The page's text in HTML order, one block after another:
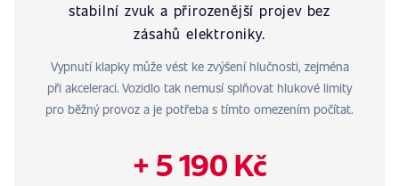
stabilní zvuk a přirozenější projev bez
zásahů elektroniky.
Vypnutí klapky může vést ke zvýšení hlučnosti, zejména
při akceleraci. Vozidlo tak nemusí splňovat hlukové limity
pro běžný provoz a je potřeba s tímto omezením počítat.
+ 5 190 Kč